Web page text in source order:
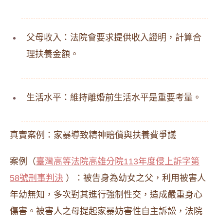
父母收入：法院會要求提供收入證明，計算合
理扶養金額。
生活水平：維持離婚前生活水平是重要考量。
真實案例：家暴導致精神賠償與扶養費爭議
案例（臺灣高等法院高雄分院113年度侵上訴字第
58號刑事判決 ）：被告身為幼女之父，利用被害人
年幼無知，多次對其進行強制性交，造成嚴重身心
傷害。被害人之母提起家暴妨害性自主訴訟，法院